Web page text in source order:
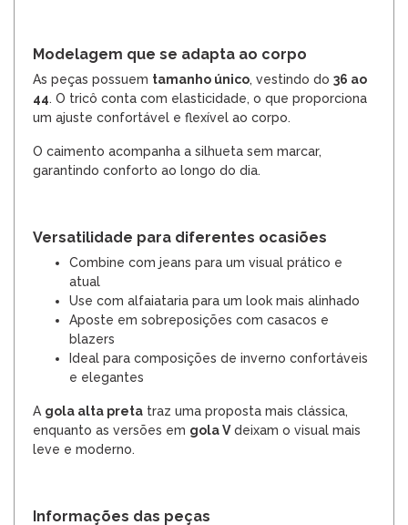
Modelagem que se adapta ao corpo
As peças possuem tamanho único, vestindo do 36 ao
44. O tricô conta com elasticidade, o que proporciona
um ajuste confortável e flexível ao corpo.
O caimento acompanha a silhueta sem marcar,
garantindo conforto ao longo do dia.
Versatilidade para diferentes ocasiões
Combine com jeans para um visual prático e
atual
Use com alfaiataria para um look mais alinhado
Aposte em sobreposições com casacos e
blazers
Ideal para composições de inverno confortáveis
e elegantes
A gola alta preta traz uma proposta mais clássica,
enquanto as versões em gola Vdeixam o visual mais
leve e moderno.
Informações das peças